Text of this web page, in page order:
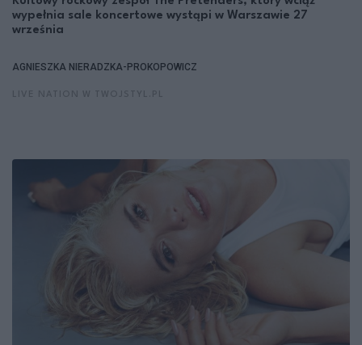
wypełnia sale koncertowe wystąpi w Warszawie 27
września
AGNIESZKA NIERADZKA-PROKOPOWICZ